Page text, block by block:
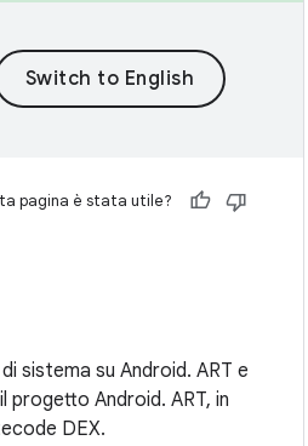
pagina è stata utile?
sistema su Android. ART e
Android. ART, in
DEX.